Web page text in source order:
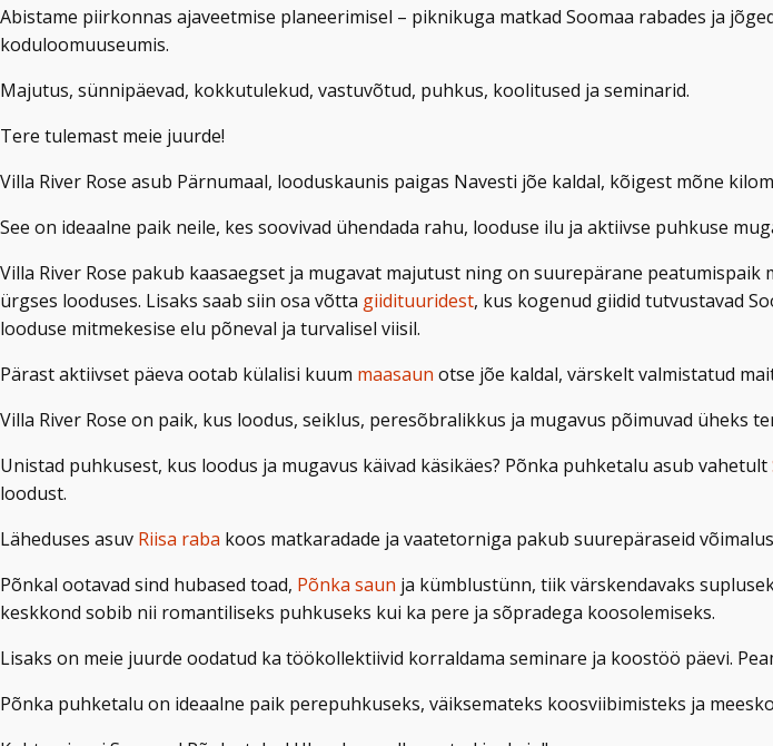
Abistame piirkonnas ajaveetmise planeerimisel – piknikuga matkad Soomaa rabades ja
koduloomuuseumis.
Majutus, sünnipäevad, kokkutulekud, vastuvõtud, puhkus, koolitused ja seminarid.
Tere tulemast meie juurde!
Villa River Rose asub Pärnumaal, looduskaunis paigas Navesti jõe kaldal, kõigest mõne
See on ideaalne paik neile, kes soovivad ühendada rahu, looduse ilu ja aktiivse puhkuse
Villa River Rose pakub kaasaegset ja mugavat majutust ning on suurepärane
ürgses looduses. Lisaks saab siin osa võtta giidituuridest, kus kogenud giidid tutvustavad
looduse mitmekesise elu põneval ja turvalisel viisil.
Pärast aktiivset päeva ootab külalisi kuum maasaun otse jõe kaldal, värskelt valmistatud
Villa River Rose on paik, kus loodus, seiklus, peresõbralikkus ja mugavus põimuvad üheks
Unistad puhkusest, kus loodus ja mugavus käivad käsikäes? Põnka puhketalu asub vahetult
loodust.
Läheduses asuv Riisa raba koos matkaradade ja vaatetorniga pakub suurepäraseid
Põnkal ootavad sind hubased toad, Põnka saun ja kümblustünn, tiik värskendavaks
keskkond sobib nii romantiliseks puhkuseks kui ka pere ja sõpradega koosolemiseks.
Lisaks on meie juurde oodatud ka töökollektiivid korraldama seminare ja koostöö päevi.
Põnka puhketalu on ideaalne paik perepuhkuseks, väiksemateks koosviibimisteks ja